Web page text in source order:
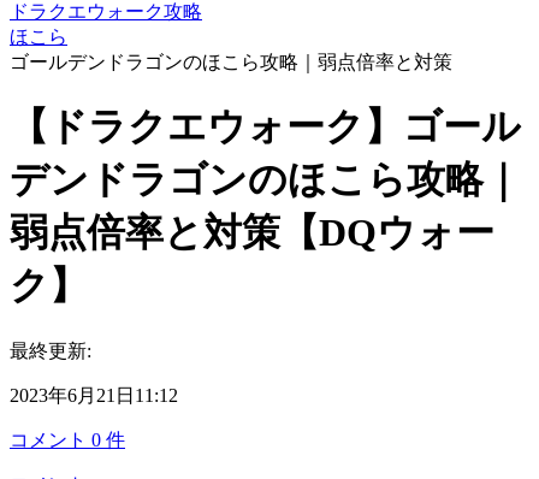
ドラクエウォーク攻略
ほこら
ゴールデンドラゴンのほこら攻略｜弱点倍率と対策
【ドラクエウォーク】ゴール
デンドラゴンのほこら攻略｜
弱点倍率と対策【DQウォー
ク】
最終更新:
2023年6月21日11:12
コメント 0 件